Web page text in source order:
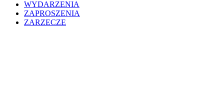
WYDARZENIA
ZAPROSZENIA
ZARZECZE